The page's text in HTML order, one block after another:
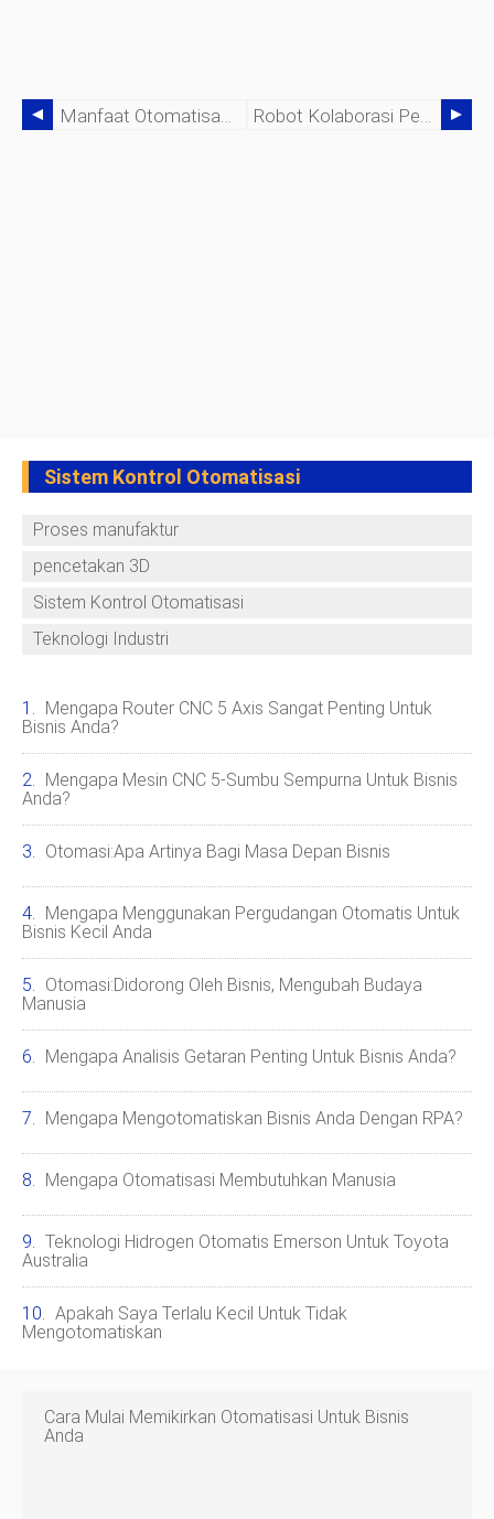
Manfaat Otomatisasi Untuk Bisnis Anda Robot Kolaborasi Pengupas Manusia Dan Mesin
Sistem Kontrol Otomatisasi
Proses manufaktur
pencetakan 3D
Sistem Kontrol Otomatisasi
Teknologi Industri
Mengapa Router CNC 5 Axis Sangat Penting Untuk
Bisnis Anda?
Mengapa Mesin CNC 5-Sumbu Sempurna Untuk Bisnis
Anda?
Otomasi:Apa Artinya Bagi Masa Depan Bisnis
Mengapa Menggunakan Pergudangan Otomatis Untuk
Bisnis Kecil Anda
Otomasi:Didorong Oleh Bisnis, Mengubah Budaya
Manusia
Mengapa Analisis Getaran Penting Untuk Bisnis Anda?
Mengapa Mengotomatiskan Bisnis Anda Dengan RPA?
Mengapa Otomatisasi Membutuhkan Manusia
Teknologi Hidrogen Otomatis Emerson Untuk Toyota
Australia
Apakah Saya Terlalu Kecil Untuk Tidak
Mengotomatiskan
Cara Mulai Memikirkan Otomatisasi Untuk Bisnis
Anda